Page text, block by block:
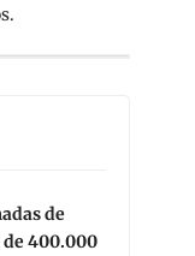
de
de 400.000